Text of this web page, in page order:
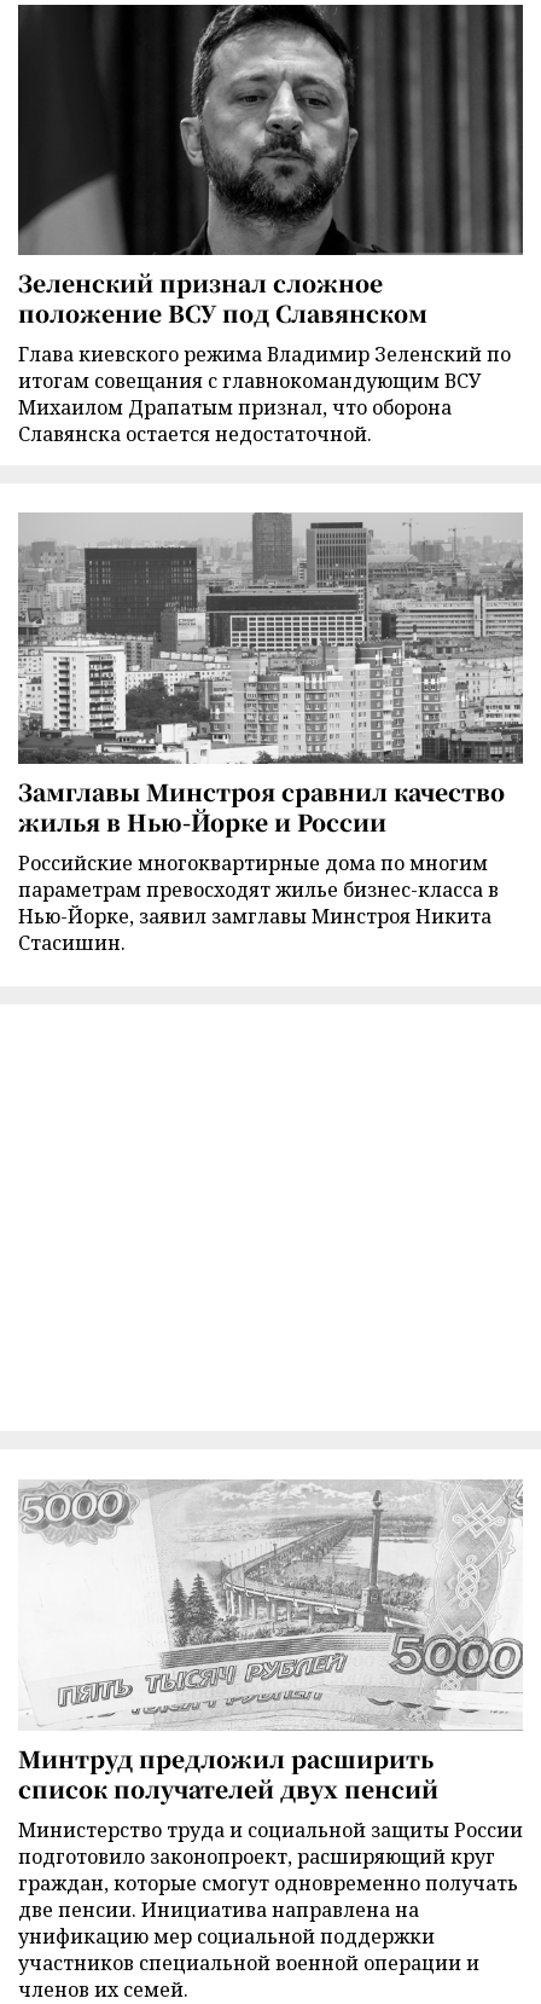
Зеленский признал сложное
положение ВСУ под Славянском
Глава киевского режима Владимир Зеленский по
итогам совещания с главнокомандующим ВСУ
Михаилом Драпатым признал, что оборона
Славянска остается недостаточной.
Замглавы Минстроя сравнил качество
жилья в Нью-Йорке и России
Российские многоквартирные дома по многим
параметрам превосходят жилье бизнес-класса в
Нью-Йорке, заявил замглавы Минстроя Никита
Стасишин.
Минтруд предложил расширить
список получателей двух пенсий
Министерство труда и социальной защиты России
подготовило законопроект, расширяющий круг
граждан, которые смогут одновременно получать
две пенсии. Инициатива направлена на
унификацию мер социальной поддержки
участников специальной военной операции и
членов их семей.